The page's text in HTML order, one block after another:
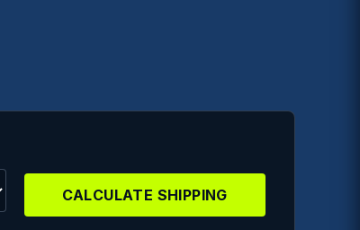
CALCULATE SHIPPING